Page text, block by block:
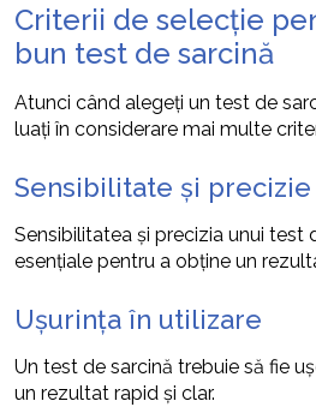
Criterii de selecție
bun test de sarcină
Atunci când alegeți un test de
luați în considerare mai multe
Sensibilitate și precizie
Sensibilitatea și precizia unui test
esențiale pentru a obține un
Ușurința în utilizare
Un test de sarcină trebuie să fie
un rezultat rapid și clar.